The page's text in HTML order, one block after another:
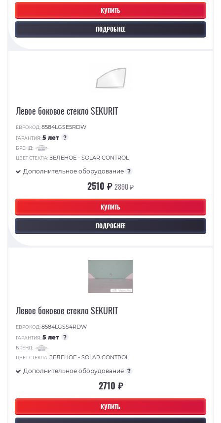
КУПИТЬ
ПОДРОБНЕЕ
КУПИТЬ
ПОДРОБНЕЕ
Левое боковое стекло SEKURIT
ЕВРОКОД:8584LGSE5RDW
ГАРАНТИЯ:5 лет ?
БРЕНД:
ЦВЕТ СТЕКЛА:ЗЕЛЕНОЕ - SOLAR CONTROL
Дополнительное оборудование ?
2510 ₽2890 ₽
КУПИТЬ
Левое боковое стекло SEKURIT
ЕВРОКОД:8584LGSS4RDW
ГАРАНТИЯ:5 лет ?
БРЕНД:
ЦВЕТ СТЕКЛА:ЗЕЛЕНОЕ - SOLAR CONTROL
Дополнительное оборудование ?
2710 ₽